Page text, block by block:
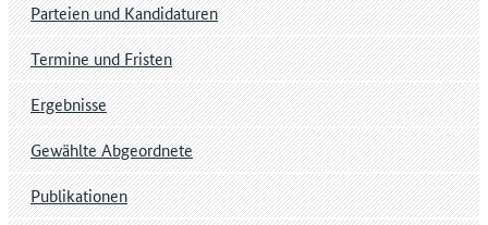
BeiListen für einzelne Ländersind
Unterstützungsunterschriften von1 vom
Tausend der Wahlberechtigten des betreffenden
Landesbei der letzten Wahl zum Europäischen
Parlament, jedoch höchstens von 2.000
Wahlberechtigten vorzulegen. Bei einer
gemeinsamen Liste für alle Ländersind
Unterstützungsunterschriften von 4.000
Parteien und Kandidaturen
Termine und Fristen
Ergebnisse
Gewählte Abgeordnete
Publikationen